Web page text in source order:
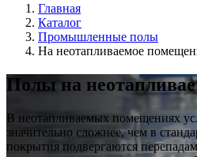
Главная
Каталог
Промышленные полы
На неотапливаемое
Полы на
В неотапливаемых помещениях
значительно сложнее, чем в
покрытия подвергаются